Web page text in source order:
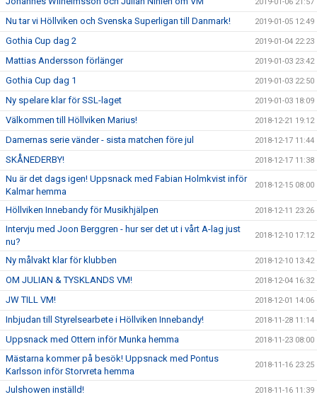
Nu tar vi Höllviken och Svenska Superligan till Danmark! 2019-01-05 12:49
Gothia Cup dag 2 2019-01-04 22:23
Mattias Andersson förlänger 2019-01-03 23:42
Gothia Cup dag 1 2019-01-03 22:50
Ny spelare klar för SSL-laget 2019-01-03 18:09
Välkommen till Höllviken Marius! 2018-12-21 19:12
Damernas serie vänder - sista matchen före jul 2018-12-17 11:44
SKÅNEDERBY! 2018-12-17 11:38
Nu är det dags igen! Uppsnack med Fabian Holmkvist inför
Kalmar hemma
2018-12-15 08:00
Höllviken Innebandy för Musikhjälpen 2018-12-11 23:26
Intervju med Joon Berggren - hur ser det ut i vårt A-lag just
nu?
2018-12-10 17:12
Ny målvakt klar för klubben 2018-12-10 13:42
OM JULIAN & TYSKLANDS VM! 2018-12-04 16:32
JW TILL VM! 2018-12-01 14:06
Inbjudan till Styrelsearbete i Höllviken Innebandy! 2018-11-28 11:14
Uppsnack med Ottern inför Munka hemma 2018-11-23 08:00
Mästarna kommer på besök! Uppsnack med Pontus
Karlsson inför Storvreta hemma
2018-11-16 23:25
Julshowen inställd! 2018-11-16 11:39